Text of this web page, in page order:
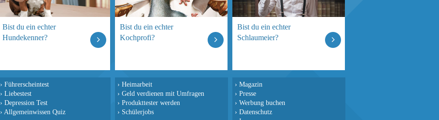
Bist du ein echter
Hundekenner?
Bist du ein echter
Kochprofi?
Bist du ein echter
Schlaumeier?
› Führerscheintest
› Liebestest
› Depression Test
› Allgemeinwissen Quiz
› Heimarbeit
› Geld verdienen mit Umfragen
› Produkttester werden
› Schülerjobs
› Magazin
› Presse
› Werbung buchen
› Datenschutz